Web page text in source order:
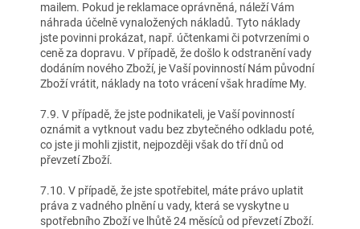
mailem. Pokud je reklamace oprávněná, náleží Vám
náhrada účelně vynaložených nákladů. Tyto náklady
jste povinni prokázat, např. účtenkami či potvrzeními o
ceně za dopravu. V případě, že došlo k odstranění vady
dodáním nového Zboží, je Vaší povinností Nám původní
Zboží vrátit, náklady na toto vrácení však hradíme My.
7.9. V případě, že jste podnikateli, je Vaší povinností
oznámit a vytknout vadu bez zbytečného odkladu poté,
co jste ji mohli zjistit, nejpozději však do tří dnů od
převzetí Zboží.
7.10. V případě, že jste spotřebitel, máte právo uplatit
práva z vadného plnění u vady, která se vyskytne u
spotřebního Zboží ve lhůtě 24 měsíců od převzetí Zboží.